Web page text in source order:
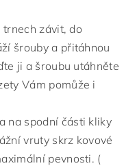
závit, do
šrouby a přitáhnou
ji a šroubu utáhněte
Vám pomůže i
na spodní části kliky
vruty skrz kovové
pevnosti. (